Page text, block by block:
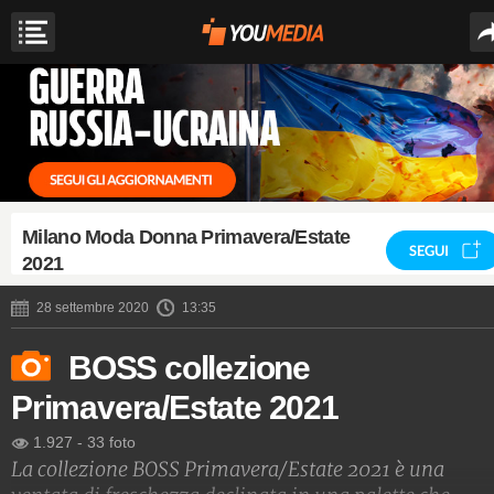
Milano Moda Donna Primavera/Estate
2021
SEGUI
28 settembre 2020 13:35
BOSS collezione
Primavera/Estate 2021
1.927 - 33 foto
La collezione BOSS Primavera/Estate 2021 è una